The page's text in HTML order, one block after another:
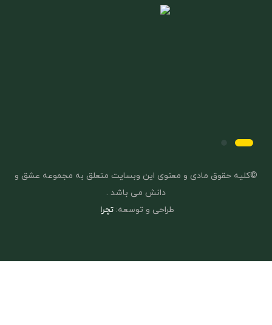
©کلیه حقوق مادی و معنوی این وبسایت متعلق به مجموعه عشق و
دانش می باشد .
طراحی و توسعه:تچرا